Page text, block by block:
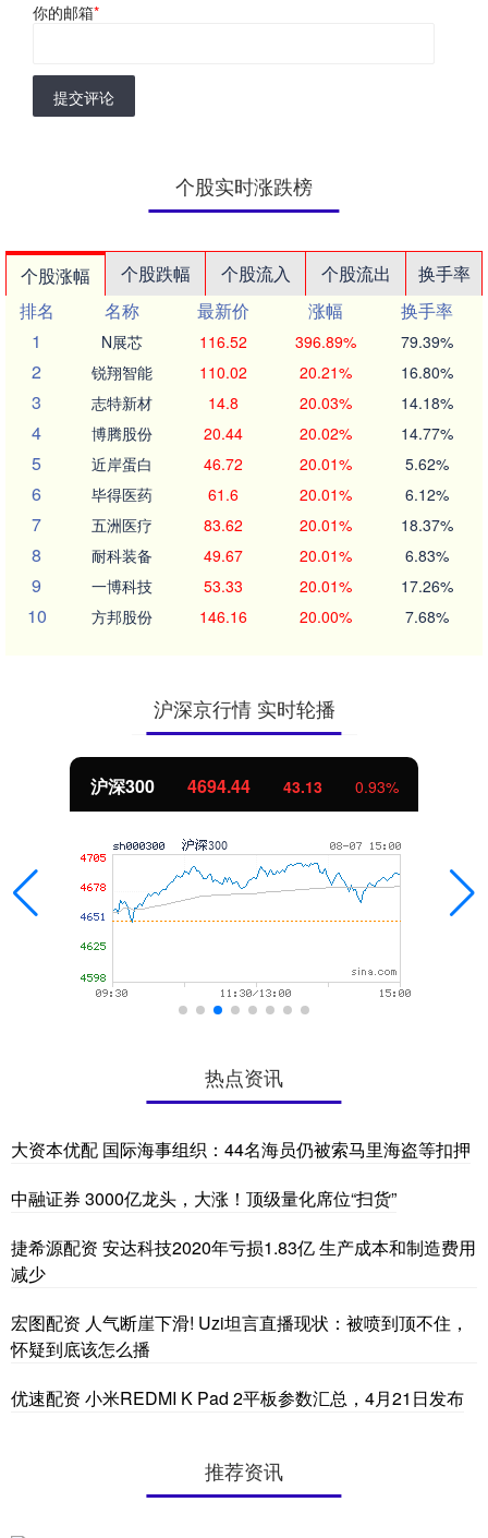
你的邮箱*
提交评论
个股实时涨跌榜
个股涨幅 个股跌幅 个股流入 个股流出
换手率
排名
名称 最新价 涨幅
换手率
1
N展芯 116.52 396.89% 79.39%
2 锐翔智能 110.02 20.21% 16.80%
3 志特新材 14.8 20.03% 14.18%
4 博腾股份 20.44 20.02% 14.77%
5 近岸蛋白 46.72 20.01% 5.62%
6 毕得医药 61.6 20.01% 6.12%
7 五洲医疗 83.62 20.01% 18.37%
8 耐科装备 49.67 20.01% 6.83%
9 一博科技 53.33 20.01% 17.26%
10 方邦股份 146.16 20.00% 7.68%
沪深京行情 实时轮播
北证50 1134.24 11.37 1.01%
热点资讯
大资本优配 国际海事组织：44名海员仍被索马里海盗等扣押
中融证券 3000亿龙头，大涨！顶级量化席位“扫货”
捷希源配资 安达科技2020年亏损1.83亿 生产成本和制造费用
减少
宏图配资 人气断崖下滑! Uzi坦言直播现状：被喷到顶不住，
怀疑到底该怎么播
优速配资 小米REDMI K Pad 2平板参数汇总，4月21日发布
推荐资讯